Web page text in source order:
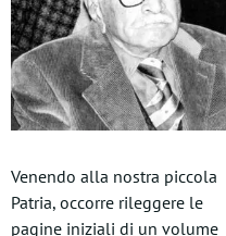
Venendo alla nostra piccola
Patria, occorre rileggere le
pagine iniziali di un volume